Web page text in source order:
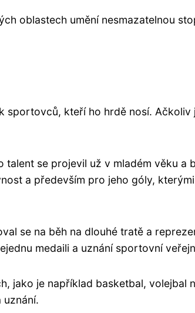
oblastech umění nesmazatelnou
sportovců, kteří ho hrdě nosí. Ačkoliv
se projevil už v mladém věku a
a především pro jeho góly,
se na běh na dlouhé tratě a
medaili a uznání sportovní
jako je například basketbal, volejbal